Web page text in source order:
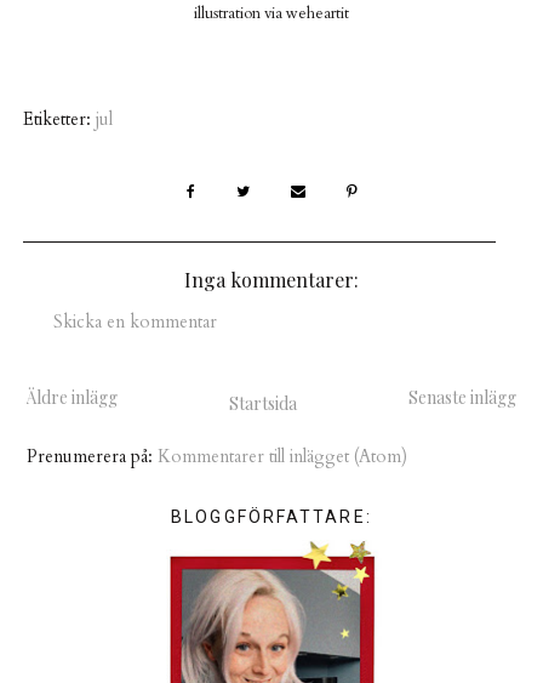
illustration via weheartit
Etiketter:jul
Inga kommentarer:
Skicka en kommentar
Senaste inlägg
Äldre inlägg Startsida
Prenumerera på: Kommentarer till inlägget (Atom)
BLOGGFÖRFATTARE: